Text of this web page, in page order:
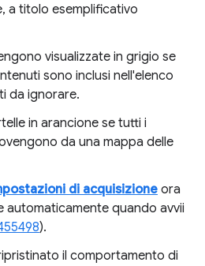
a titolo esemplificativo
visualizzate in grigio se
sono inclusi nell'elenco
da ignorare.
in arancione se tutti i
da una mappa delle
di acquisizioneora
automaticamente quando avvii
).
il comportamento di